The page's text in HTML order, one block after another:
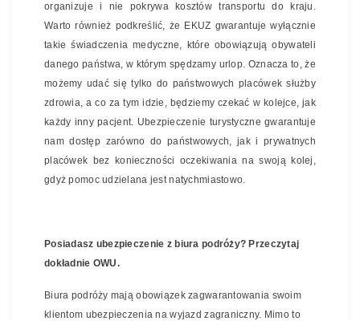
organizuje i nie pokrywa kosztów transportu do kraju.
Warto również podkreślić, że EKUZ gwarantuje wyłącznie
takie świadczenia medyczne, które obowiązują obywateli
danego państwa, w którym spędzamy urlop. Oznacza to, że
możemy udać się tylko do państwowych placówek służby
zdrowia, a co za tym idzie, będziemy czekać w kolejce, jak
każdy inny pacjent. Ubezpieczenie turystyczne gwarantuje
nam dostęp zarówno do państwowych, jak i prywatnych
placówek bez konieczności oczekiwania na swoją kolej,
gdyż pomoc udzielana jest natychmiastowo.
Posiadasz ubezpieczenie z biura podróży? Przeczytaj
dokładnie OWU.
Biura podróży mają obowiązek zagwarantowania swoim
klientom ubezpieczenia na wyjazd zagraniczny. Mimo to